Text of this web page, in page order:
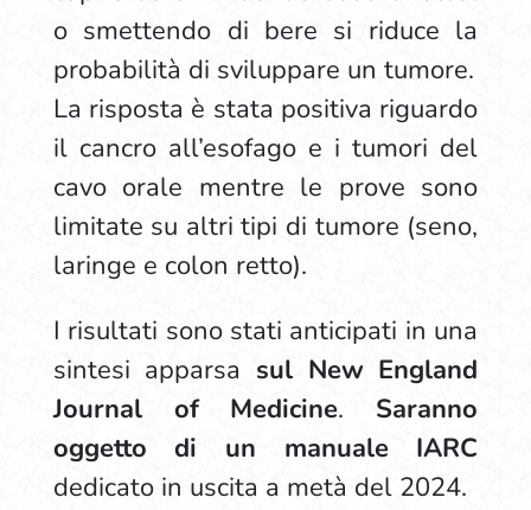
o smettendo di bere si riduce la
probabilità di sviluppare un tumore.
La risposta è stata positiva riguardo
il cancro all’esofago e i tumori del
cavo orale mentre le prove sono
limitate su altri tipi di tumore (seno,
laringe e colon retto).
I risultati sono stati anticipati in una
sintesi apparsa sul New England
Journal of Medicine. Saranno
oggetto di un manuale IARC
dedicato in uscita a metà del 2024.